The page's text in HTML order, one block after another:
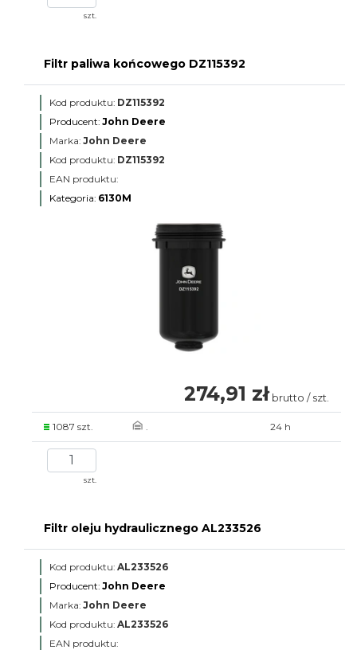
szt.
Filtr paliwa końcowego DZ115392
Kod produktu: DZ115392
Producent: John Deere
Marka: John Deere
Kod produktu: DZ115392
EAN produktu:
Kategoria: 6130M
274,91 zł brutto / szt.
1087 szt. . 24 h
szt.
Filtr oleju hydraulicznego AL233526
Kod produktu: AL233526
Producent: John Deere
Marka: John Deere
Kod produktu: AL233526
EAN produktu: